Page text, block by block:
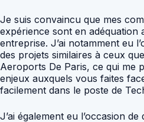
Je suis convaincu que mes
expérience sont en adéquation
entreprise. J’ai notamment eu
des projets similaires à ceux
Aeroports De Paris, ce qui me
enjeux auxquels vous faites
facilement dans le poste de
J’ai également eu l’occasion